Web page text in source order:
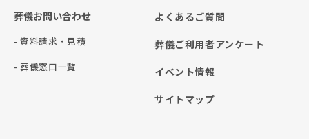
葬儀お問い合わせ
- 資料請求・見積
- 葬儀窓口一覧
よくあるご質問
葬儀ご利用者アンケート
イベント情報
サイトマップ